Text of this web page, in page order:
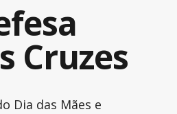
Cruzes
Dia das Mães e